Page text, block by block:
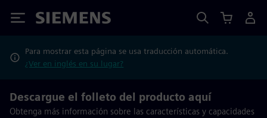
Siemens
Para mostrar esta página se usa traducción automática.
¿Ver en inglés en su lugar?
Descargue el folleto del producto aquí
Obtenga más información sobre las características y capacidades